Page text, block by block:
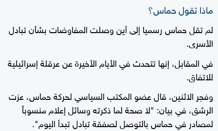
ماذا تقول حماس؟
لم تقل حماس رسميا إلى أين وصلت المفاوضات بشأن تبادل
الأسرى.
في المقابل، إنها تتحدث في الأيام الأخيرة عن عرقلة إسرائيلية
للاتفاق.
وفجر الاثنين، قال عضو المكتب السياسي لحركة حماس، عزت
الرشق، في بيان: "لا صحة لما ذكرته وسائل إعلام منسوباً
لمصادر في حماس بالتوصل لصفقة تبادل تبدأ اليوم".